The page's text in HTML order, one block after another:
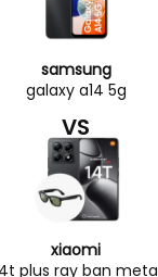
samsung
galaxy a14 5g
VS
xiaomi
plus ray ban meta